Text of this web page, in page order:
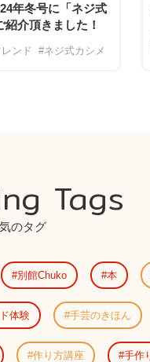
年冬号に「ネジ式
介頂きました！
ンド #ネジ式カシメ
Tags
のタグ
別館Chuko 本
体験 手芸のきほん
作り方講座 手作